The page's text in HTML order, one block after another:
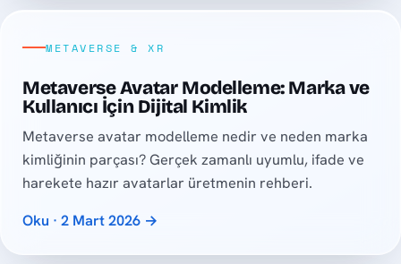
METAVERSE & XR
Metaverse Avatar Modelleme: Marka ve
Kullanıcı İçin Dijital Kimlik
Metaverse avatar modelleme nedir ve neden marka
kimliğinin parçası? Gerçek zamanlı uyumlu, ifade ve
harekete hazır avatarlar üretmenin rehberi.
Oku · 2 Mart 2026 →